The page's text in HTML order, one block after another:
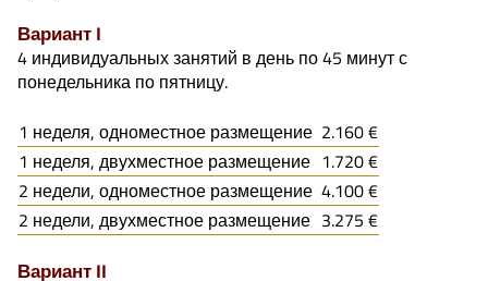
Вариант I
4 индивидуальных занятий в день по 45 минут с
понедельника по пятницу.
1 неделя, одноместное размещение 2.160 €
1 неделя, двухместное размещение 1.720 €
2 недели, одноместное размещение 4.100 €
2 недели, двухместное размещение 3.275 €
Вариант II